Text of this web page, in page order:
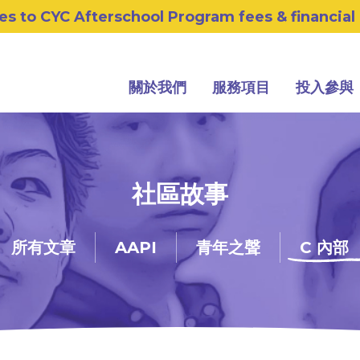
to CYC Afterschool Program fees & financial
關於我們 服務項目 投入參與
社區故事
所有文章 AAPI 青年之聲 C 內部